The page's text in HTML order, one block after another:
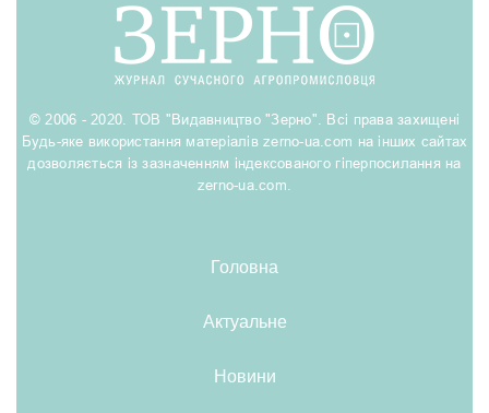
© 2006 - 2020. ТОВ "Видавництво "Зерно". Всі права захищені
Будь-яке використання матеріалів zerno-ua.com на інших сайтах
дозволяється із зазначенням індексованого гіперпосилання на
zerno-ua.com.
Головна
Актуальне
Новини